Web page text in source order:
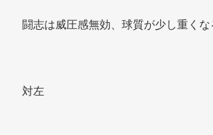
闘志は威圧感無効、球質が少し重くな
対左